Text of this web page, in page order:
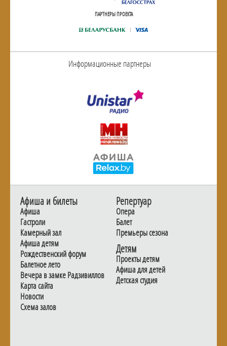
ПАРТНЕРЫ ПРОЕКТА
Информационные партнеры
Афиша и билеты
Афиша
Гастроли
Камерный зал
Афиша детям
Рождественский форум
Балетное лето
Вечера в замке Радзивиллов
Карта сайта
Новости
Схема залов
Репертуар
Опера
Балет
Премьеры сезона
Детям
Проекты детям
Афиша для детей
Детская студия